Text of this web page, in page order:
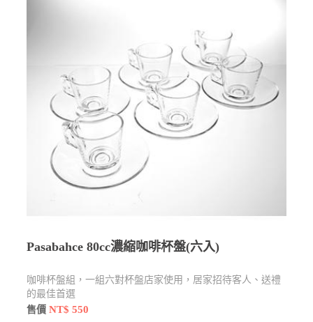
Pasabahce 80cc濃縮咖啡杯盤(六入)
咖啡杯盤組，一組六對杯盤店家使用，居家招待客人、送禮
的最佳首選
售價NT$ 550